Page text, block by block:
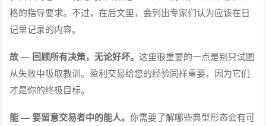
格的指导要求。不过，在后文里，会列出专家们认为应该在日
记里记录的内容。
故 — 回顾所有决策，无论好坏。这里很重要的一点是别只试图
从失败中吸取教训。盈利交易给您的经验同样重要，因为它们
才是你的终极目标。
能 — 要留意交易者中的能人。你需要了解哪些典型形态会有可